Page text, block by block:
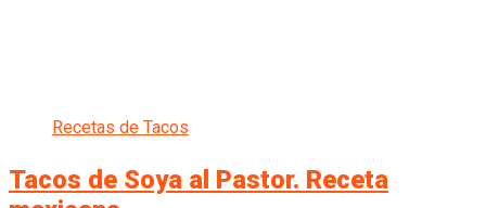
Recetas de Tacos
Tacos de Soya al Pastor. Receta